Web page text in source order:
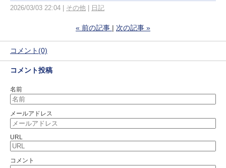
2026/03/03 22:04 その他 日記
« 前の記事 次の記事 »
コメント(0)
コメント投稿
名前
メールアドレス
URL
コメント